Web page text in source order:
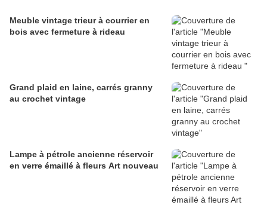
Meuble vintage trieur à courrier en
bois avec fermeture à rideau
Grand plaid en laine, carrés granny
au crochet vintage
Lampe à pétrole ancienne réservoir
en verre émaillé à fleurs Art nouveau